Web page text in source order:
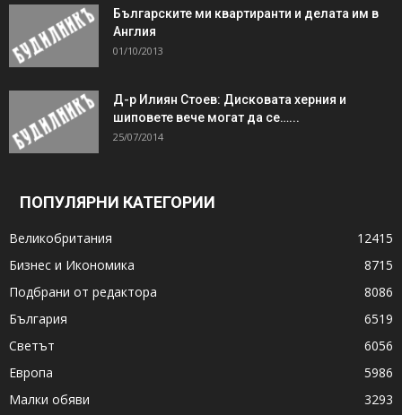
Българските ми квартиранти и делата им в
Англия
01/10/2013
Д-р Илиян Стоев: Дисковата херния и
шиповете вече могат да се…...
25/07/2014
ПОПУЛЯРНИ КАТЕГОРИИ
Великобритания
12415
Бизнес и Икономика
8715
Подбрани от редактора
8086
България
6519
Светът
6056
Европа
5986
Малки обяви
3293